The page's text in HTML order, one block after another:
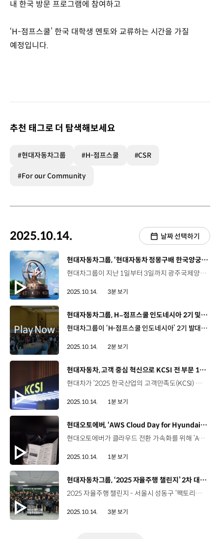
내 한국 방문 프로그램에 참여하고
‘H-점프스쿨’ 한국 대학생 멘토와 교류하는 시간을 가질
예정입니다.
추천 태그로 더 탐색해보세요
#현대자동차그룹 #H-점프스쿨 #CSR
#For our Community
2025.10.14. 날짜 선택하기
[동영상]
현대자동차그룹, ‘현대자동차 정몽구배 한국양궁대회 2025’ 개최
현대차그룹이 지난 1일부터 3일까지 광주국제양궁장과 5.18 민주광장에서 열린 ‘현대자동차 정몽구배 한국양궁대회 2025’를 공식 후원했습니다. ‘현대자동차 정몽구배 한국양궁대회’는 세계 최강의 실력을 자랑하는 국내 양궁 선수들이 모여 실력을 겨루는 한국 최고 권위의 양궁대회로, 2016년 창설 이래 국내 양궁 선수들의 경기력 강화와 한국 양궁 저변 확대에 기여해 왔습니다. 4회째를 맞은 이번 대회는 ‘위대한 양궁의 순간’을 주제로, 230명의 선수들이 참가한 가운데 역대 최대 규모로 치러졌는데요. 대회 총 상금도 5억 9천여만 원으로, 국내 양궁대회 중 최고 수준입니다. 특히, 대회장 구성과 선수 동선 등의 세부 요소까지 세계양궁선수권대회와 유사하게 구현해 선수들이 국제무대를 간접 경험할 수 있는 기회를 제공했는데요. ‘2026 아이치·나고야 아시안게임’, ‘2028 LA올림픽’ 등을 앞두고, 선수들의 경기력을 점검하고 동기를 부여했습니다. 이번 대회에서는 현대차그룹의 첨단 RD 기술력과 양궁 경기의 융합으로 선수와 관람객 모두에게 새로운 경험을 선사했는데요. 대회 마지막 날에는 고정밀 슈팅로봇과 대한민국 국가대표 선수단의 승부를 통해 미래 양궁 경기의 단편을 살펴볼 수 있는 자리가 마련되기도 했습니다. 이 밖에도 현대차그룹은 관람석을 무료로 개방하고, 양궁 전문가들에게 코칭을 받아볼 수 있는 양궁체험장을 운영하는 등, 다양한 볼거리와 즐길거리로 누구나 함께할 수 있는 양궁 축제의 장을 마련했습니다. 한편, 현대차그룹은 1985년 정몽구 명예회장이 대한양궁협회장에 취임한 이래, 현재 양궁협회 회장을 6연속 연임하고 있는 정의선 회장에 이르기까지, 국내 단일 종목 스포츠협회 후원 중 최장 기간인 41년간 한국 양궁과 동행을 이어가고 있습니다.
2025.10.14. 3분 보기
[동영상]
현대자동차그룹, H–점프스쿨 인도네시아 2기 및 베트남 6기 발대식
현대차그룹이 ‘H-점프스쿨 인도네시아’ 2기 발대식을 진행했습니다. ‘H-점프스쿨’은 미래 인재 육성과 소외 계층 청소년 교육 지원을 위해 청소년, 대학생, 그룹 임직원 간 멘토링을 제공하는 현대차그룹의 대표 사회공헌 사업인데요. 이번 ‘H-점프스쿨 인도네시아’ 2기에는 인도네시아 국립대 외에 반둥공과대가 추가로 참여해 2배 확대된 총 100명의 대학생 멘토가 선발돼, 내년 6월까지 활동하게 됩니다. 마얀티 파우지아나 / 교장 / SDN Cipinang Muara 19 자원봉사자 학생들이 교사가 아닌 다양한 전공을 가진 대학생들이다 보니, 기존 학교의 선생님보다 새로운 시각을 가지고 있고, 수업의 방식도 다양해서 저희 학교에서 하는 교육에 영감을 주고 큰 변화를 가져다주었습니다. 이주훈 / 상무 / HMID 법인장‘H-점프 스쿨’은 단순한 학습 지원을 넘어서 청년들이 지역 사회와 함께 성장하고, 스스로의 잠재력을 발견할 수 있는 소중한 플랫폼입니다. 현대자동차그룹은 인도네시아의 미래를 이끌어갈 청년들이 더 넓은 세상을 경험하고 지역사회에 긍정적인 변화를 만들어 갈 수 있도록 지속적으로 지원할 것입니다. 한편, 현대차그룹은 지난 8월 23일, ‘H-점프스쿨 베트남’ 6기 발대식과 5기 수료식을 개최했는데요. 인도네시아 1기와 베트남 5기 대학생 멘토 중 우수자는 이달 내 한국 방문 프로그램에 참여하고 ‘H-점프스쿨’ 한국 대학생 멘토와 교류하는 시간을 가질 예정입니다.
2025.10.14. 2분 보기
[동영상]
현대자동차, 고객 중심 혁신으로 KCSI 전 부문 1위 달성
현대차가 ‘2025 한국산업의 고객만족도(KCSI) 조사’에서 전 부문 1위를 차지했습니다. KCSI는 1992년부터 한국능률협회컨설팅 주관으로 산업별 상품과 서비스 등에 대한 고객만족도를 측정하는 지표인데요. 현대차는 이번 조사에서 일반승용차, RV승용차, 경형승용차, 전기자동차, 프리미엄(럭셔리) 승용차 등 5개 전 부문에서 1위로 선정됐습니다. 전기차 생애주기 맞춤형 통합 케어 프로그램 ‘2025 EV 에브리케어’를 리뉴얼하고, 정비 서비스 전문화, 선제적 케어 시스템을 제공한 데 이어, 신차 라인업을 강화하고, 캐스퍼 출시 4주년을 맞아 풍성한 이벤트를 진행한 것이 높은 평가를 받았습니다.
2025.10.14. 1분 보기
[동영상]
현대오토에버, ‘AWS Cloud Day for Hyundai Motor Group 2025’ 개최
현대오토에버가 클라우드 전환 가속화를 위해 ‘AWS Cloud Day for Hyundai Motor Group 2025’를 진행했습니다. 지난 1일, 양재동 엘타워에서 개최된 이번 행사에서는 현대차그룹의 클라우드 혁신을 이끌어갈 리더와 실무자들이 한자리에 모여 지식과 경험을 나눴습니다. 양승도 상무 / 현대오토에버 클라우드사업부장현대오토에버를 포함한 현대자동차그룹 내에 다양한 형태의 에이전틱 AI, 디지털 혁신에 대한 다양한 사례들을 서로 공유함으로써, 디지털 혁신을 더욱 더 가속화할 수 있는 좋은 나눔의 장으로서 의미가 있다고 생각합니다. 이번 행사는 클라우드 혁신 사례를 기반으로 하는 Business Track과 생성형 AI의 기술적 인사이트를 제공하는 Technical Track, 두 개의 트랙으로 진행됐는데요. 다양한 분야의 전문가들이 클라우드 혁신 사례와 미래 전략을 공유하는 특별한 시간이었습니다.
2025.10.14. 1분 보기
[동영상]
현대자동차그룹, ‘2025 자율주행 챌린지’ 2차 대회 개최
2025 자율주행 챌린지 - 서울시 성동구 ‘팩토리얼 성수’ - 2025년 9월 30일 ‘2025 자율주행 챌린지’ 결승전 2010년 시작된, 대학생 대상 국내 최대 규모의 자율주행 경진대회 올해는 글로벌 자율주행 트렌드 ‘인공지능 엔드 투 엔드(End to End) 자율주행’ 기술로 경쟁 End to End 자율주행 - 주행 데이터와 도로 교통 상황 시나리오를 AI에 학습시켜, 복잡하고 불확실한 환경에서도 유연하게 대응할 수 있는 차세대 자율주행 방식 화성 K-City와 동일한 가상 도심 환경 구현 버츄얼 시뮬레이터 환경에서 자율주행 기술로 경쟁하는 방식 결승전에 진출한 KAIST, UNIST, 충북대, 한양대 총 4개 팀 결승전 미션 주행 코스 내 임의로 지정된 장소를 경유해 목적지에 도착 동시 주행 후 완주 점수 및 페널티 등을 합산해 1위 팀 선정하는 방식 ‘2025 자율주행 챌린지’ 결승 UNIST팀 우승 우승팀에는 중국 자율주행 트렌드 견학 기회 제공 (1~2등 입상팀) 현대자동차∙기아 연구직 및 42dot 자율주행그룹(AD Group) 지원 시 서류전형 면제의 채용 특전 김은총 / 팀장 / UNIST FAST팀 저희 팀원들께 고맙다는 말을 전하고 싶은데요. 밤낮 가리지 않고 모두가 자기 자리에서 맡은 일을 최선을 다했기 때문에 좋은 결과를 얻은 것 같습니다. 김동현 / 책임연구원 (심사위원) / 현대자동차·기아 차량제어기술개발2팀저도 자율주행 엔드 트렌드 알고리즘에 굉장히 관심이 많던 개발자였는데요. 개발자 입장으로서 학생들과 소통을 하면서 현재 어떤 기술들이 적용되고 있으며 그 기술이 전통적인 OEM 입장에서는 어떻게 적용할 수 있는가를 또 회사 차원에서 생각해 볼 수 있었고요. 그를 통해서 개인적으로도 굉장히 많이 성장할 수 있는 계기가 된 것 같습니다. 국내 대학들의 자율주행 기술 연구∙개발 저변 확대에 기여해 온 현대차그룹 “미래 자율주행 기술 발전의 주역을 만난 2025 현대차그룹 자율주행 챌린지”
2025.10.14. 3분 보기